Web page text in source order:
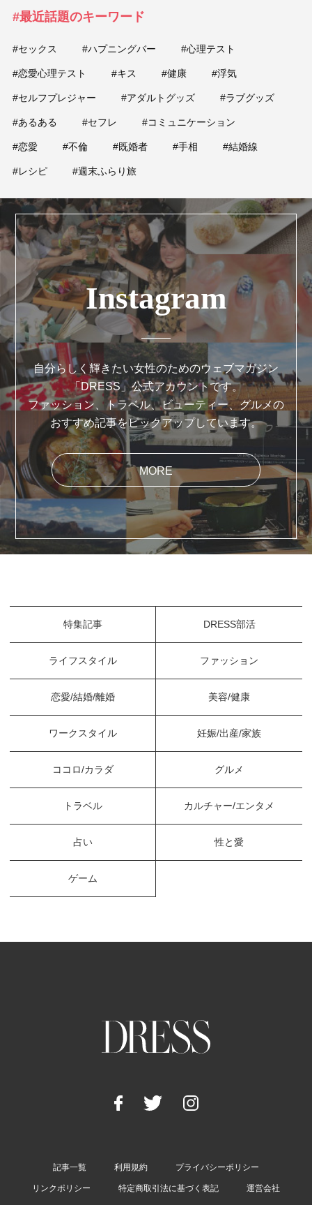
#最近話題のキーワード
#セックス #ハプニングバー #心理テスト
#恋愛心理テスト #キス #健康 #浮気
#セルフプレジャー #アダルトグッズ #ラブグッズ
#あるある #セフレ #コミュニケーション
#恋愛 #不倫 #既婚者 #手相 #結婚線
#レシピ #週末ふらり旅
Instagram
自分らしく輝きたい女性のためのウェブマガジン
「DRESS」公式アカウントです。
ファッション、トラベル、ビューティー、グルメの
おすすめ記事をピックアップしています。
MORE
特集記事 DRESS部活
ライフスタイル ファッション
恋愛/結婚/離婚 美容/健康
ワークスタイル 妊娠/出産/家族
ココロ/カラダ グルメ
トラベル カルチャー/エンタメ
占い 性と愛
ゲーム
記事一覧 利用規約 プライバシーポリシー
リンクポリシー 特定商取引法に基づく表記 運営会社